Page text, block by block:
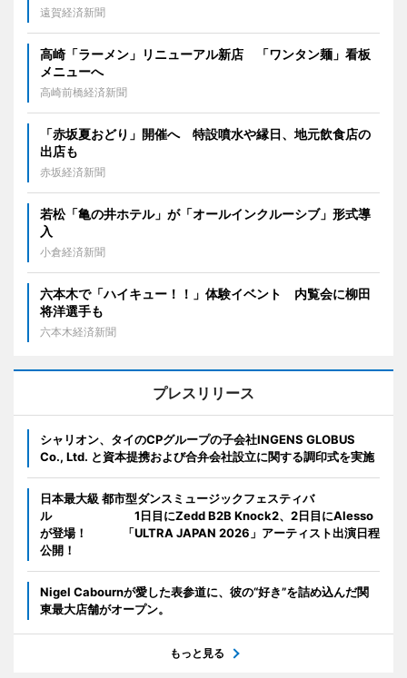
遠賀経済新聞
高崎「ラーメン」リニューアル新店 「ワンタン麺」看板
メニューへ
高崎前橋経済新聞
「赤坂夏おどり」開催へ 特設噴水や縁日、地元飲食店の
出店も
赤坂経済新聞
若松「亀の井ホテル」が「オールインクルーシブ」形式導
入
小倉経済新聞
六本木で「ハイキュー！！」体験イベント 内覧会に柳田
将洋選手も
六本木経済新聞
プレスリリース
シャリオン、タイのCPグループの子会社INGENS GLOBUS
Co., Ltd. と資本提携および合弁会社設立に関する調印式を実施
日本最大級 都市型ダンスミュージックフェスティバ
ル 1日目にZedd B2B Knock2、2日目にAlesso
が登場！ 「ULTRA JAPAN 2026」アーティスト出演日程
公開！
Nigel Cabournが愛した表参道に、彼の“好き”を詰め込んだ関
東最大店舗がオープン。
もっと見る